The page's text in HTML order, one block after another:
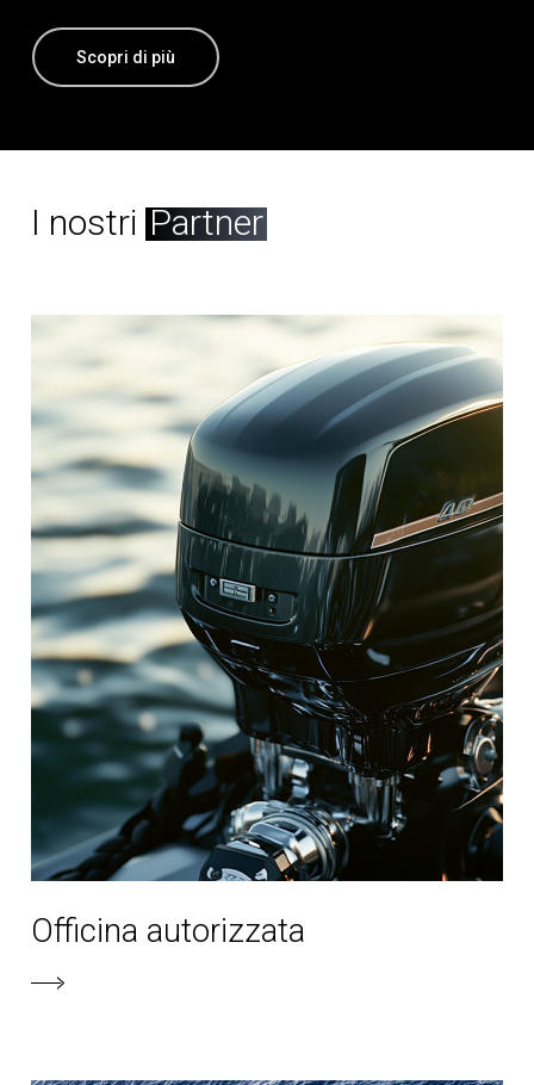
Scopri di più
I nostri Partner
Officina autorizzata